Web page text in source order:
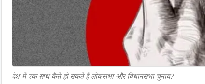
देश में एक साथ कैसे हो सकते हैं लोकसभा और विधानसभा चुनाव?